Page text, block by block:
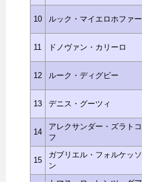
10 ルック・マイエロホファー
11 ドノヴァン・カリーロ
12 ルーク・ディグビー
13 デニス・グーツィ
14
アレクサンダー・ズラトコ
フ
15
ガブリエル・フォルケッソ
ン